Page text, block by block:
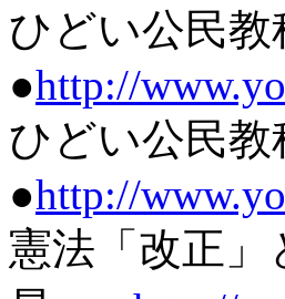
ひどい公民教
●http://
ひどい公民教
●http://
憲法「改正